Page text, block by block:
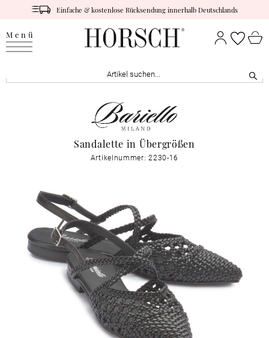
Einfache & kostenlose Rücksendung innerhalb Deutschlands
Menü
Sandalette in Übergrößen
Artikelnummer: 2230-16